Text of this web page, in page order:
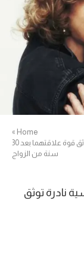
Home
»
يسرا وزوجها خالد سليم في لقطة رومانسية نادرة توثق قوة علاقتهما بعد 30
سنة من الزواج
نادرة توثق